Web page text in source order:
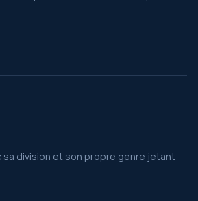
sa division et son propre genre jetant